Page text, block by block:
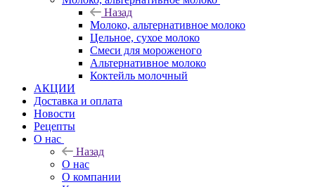
Назад
Молоко, альтернативное молоко
Цельное, сухое молоко
Смеси для мороженого
Альтернативное молоко
Коктейль молочный
АКЦИИ
Доставка и оплата
Новости
Рецепты
О нас
Назад
О нас
О компании